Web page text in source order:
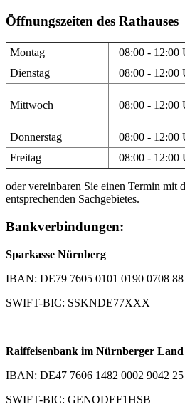
Öffnungszeiten des Rathauses
Montag 08:00 - 12:00
Dienstag
08:00 - 12:00
Mittwoch 08:00 - 12:00
Donnerstag 08:00 - 12:00
Freitag
08:00 - 12:00
oder vereinbaren Sie einen Termin mit
entsprechenden Sachgebietes.
Bankverbindungen:
Sparkasse Nürnberg
IBAN: DE79 7605 0101 0190 0708 88
SWIFT-BIC: SSKNDE77XXX
Raiffeisenbank im Nürnberger Land
IBAN: DE47 7606 1482 0002 9042 25
SWIFT-BIC: GENODEF1HSB